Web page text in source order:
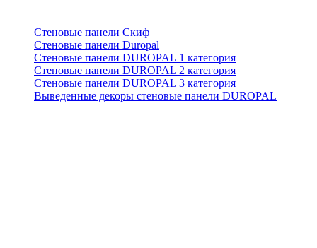
Стеновые панели Скиф
Стеновые панели Duropal
Стеновые панели DUROPAL 1 категория
Стеновые панели DUROPAL 2 категория
Стеновые панели DUROPAL 3 категория
Выведенные декоры стеновые панели DUROPAL